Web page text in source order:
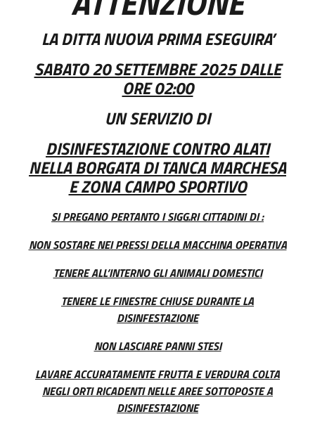
LA DITTA NUOVA PRIMA ESEGUIRA’
SABATO 20 SETTEMBRE 2025 DALLE
ORE 02:00
UN SERVIZIO DI
DISINFESTAZIONE CONTRO ALATI
NELLA BORGATA DI TANCA MARCHESA
E ZONA CAMPO SPORTIVO
SI PREGANO PERTANTO I SIGG.RI CITTADINI DI :
NON SOSTARE NEI PRESSI DELLA MACCHINA OPERATIVA
TENERE ALL’INTERNO GLI ANIMALI DOMESTICI
TENERE LE FINESTRE CHIUSE DURANTE LA
DISINFESTAZIONE
NON LASCIARE PANNI STESI
LAVARE ACCURATAMENTE FRUTTA E VERDURA COLTA
NEGLI ORTI RICADENTI NELLE AREE SOTTOPOSTE A
DISINFESTAZIONE